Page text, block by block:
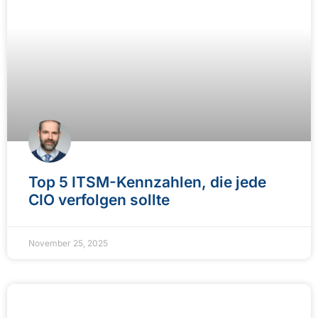
Top 5 ITSM-Kennzahlen, die jede
CIO verfolgen sollte
November 25, 2025